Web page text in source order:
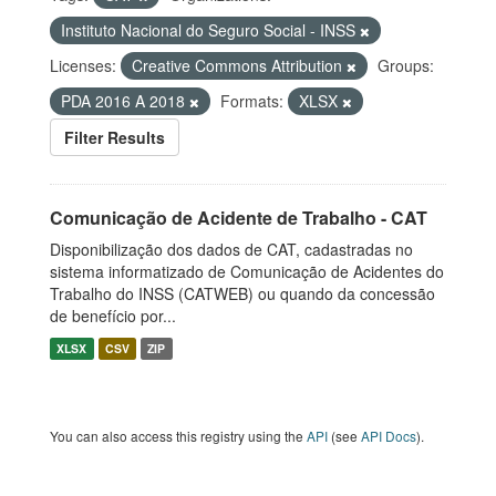
Instituto Nacional do Seguro Social - INSS
Licenses:
Creative Commons Attribution
Groups:
PDA 2016 A 2018
Formats:
XLSX
Filter Results
Comunicação de Acidente de Trabalho - CAT
Disponibilização dos dados de CAT, cadastradas no
sistema informatizado de Comunicação de Acidentes do
Trabalho do INSS (CATWEB) ou quando da concessão
de benefício por...
XLSX CSV ZIP
You can also access this registry using the API (see API Docs).